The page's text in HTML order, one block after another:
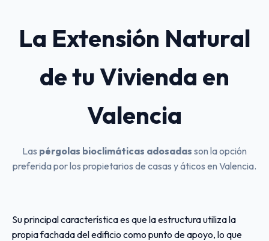
La Extensión Natural
de tu Vivienda en
Valencia
Las pérgolas bioclimáticas adosadas son la opción
preferida por los propietarios de casas y áticos en Valencia.
Su principal característica es que la estructura utiliza la
propia fachada del edificio como punto de apoyo, lo que